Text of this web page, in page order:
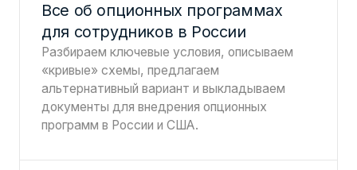
Все об опционных программах
для сотрудников в России
Разбираем ключевые условия, описываем
«кривые» схемы, предлагаем
альтернативный вариант и выкладываем
документы для внедрения опционных
программ в России и США.